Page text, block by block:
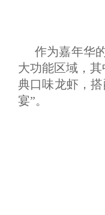
作为嘉年华
大功能区域，
典口味龙虾，
宴”。